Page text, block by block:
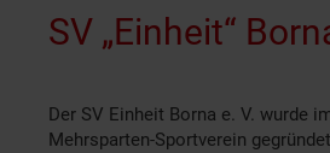
SV „Einheit“
Der SV Einheit Borna e. V. wurde
Mehrsparten-Sportverein